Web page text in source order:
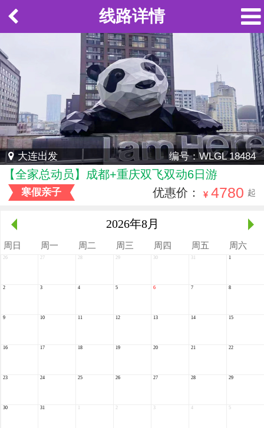
线路详情
大连出发 编号：WLGL 18484
【全家总动员】成都+重庆双飞双动6日游
寒假亲子 起
4780
优惠价：
周 日 周一 周 二 周 三 周 四 周 五 周 六
26 27 28 29 30 31 1
2 3 4 5 6 7 8
9 10 11 12 13 14 15
16 17 18 19 20 21 22
23 24 25 26 27 28 29
30 31 2 3 4 5
2026年8月